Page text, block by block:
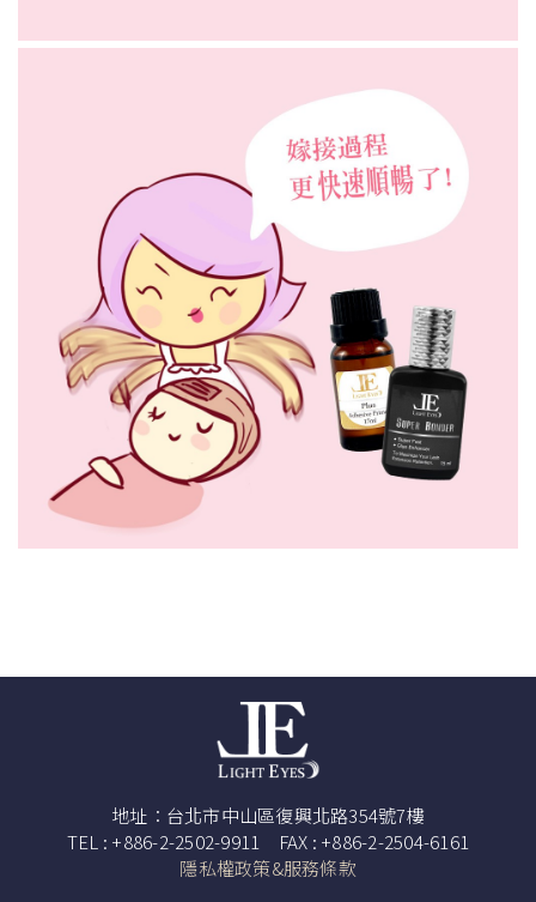
地址：台北市中山區復興北路354號7樓
TEL : +886-2-2502-9911 FAX : +886-2-2504-6161
隱私權政策&服務條款